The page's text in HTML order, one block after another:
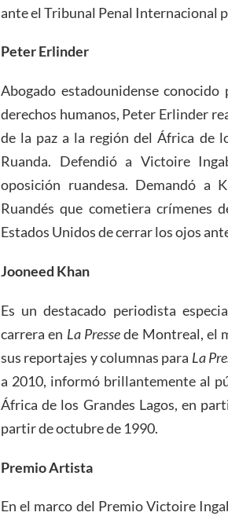
ante el Tribunal Penal Internacional
Peter Erlinder
Abogado estadounidense
derechos humanos, Peter Erlinder
de la paz a la región del África de
Ruanda. Defendió a Victoire
oposición ruandesa. Demandó a
Ruandés que cometiera crímenes
Estados Unidos de cerrar los ojos
Jooneed Khan
Es un destacado periodista
carrera en La Pressede Montreal, el
sus reportajes y columnas para La
a 2010, informó brillantemente al
África de los Grandes Lagos, en
partir de octubre de 1990.
Premio Artista
En el marco del Premio Victoire